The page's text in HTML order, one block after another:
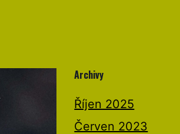
Archivy
Říjen 2025
Červen 2023